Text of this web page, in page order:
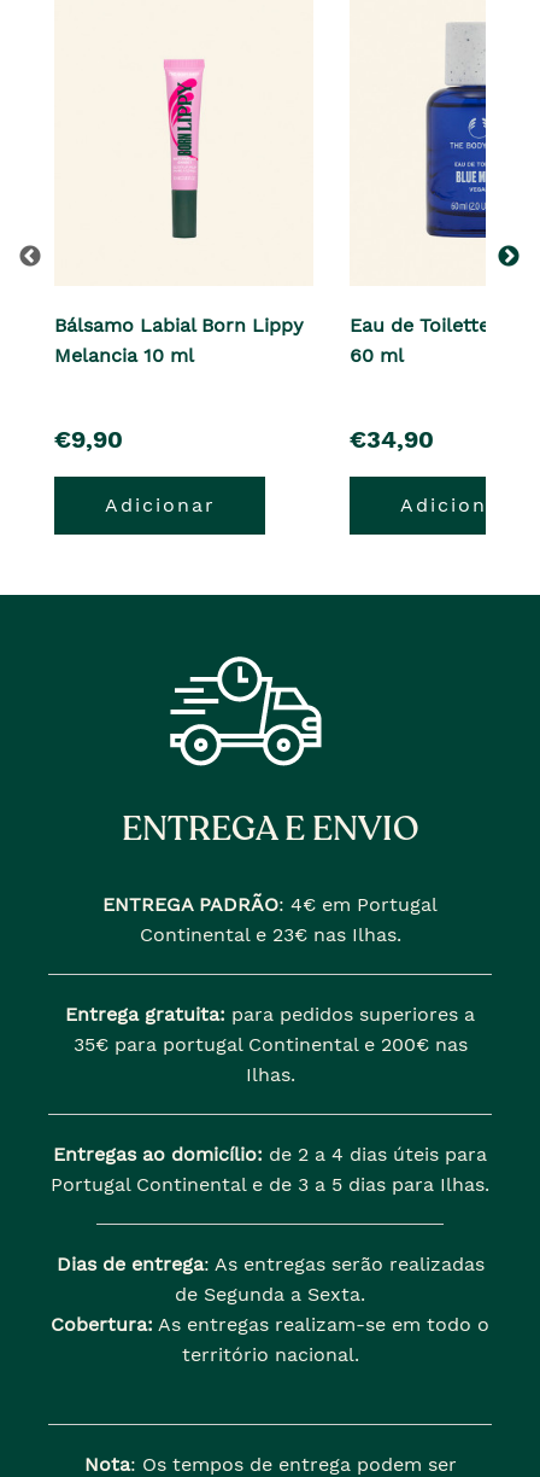
Bálsamo Labial Born Lippy
Melancia 10 ml
pre�o
€9,90
Adicionar
Eau de Toilette
60 ml
pre�o
€34,90
Adicionar
ENTREGA E ENVIO
ENTREGA PADRÃO: 4€ em Portugal
Continental e 23€ nas Ilhas.
Entrega gratuita: para pedidos superiores a
35€ para portugal Continental e 200€ nas
Ilhas.
Entregas ao domicílio: de 2 a 4 dias úteis para
Portugal Continental e de 3 a 5 dias para Ilhas.
Dias de entrega: As entregas serão realizadas
de Segunda a Sexta.
Cobertura: As entregas realizam-se em todo o
território nacional.
Nota: Os tempos de entrega podem ser